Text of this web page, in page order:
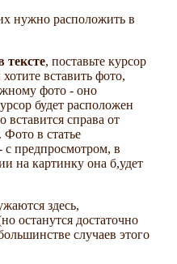
нужно расположить в
тексте, поставьте курсор
вставить фото,
фото - оно
будет расположен
справа от
Фото в статье
предпросмотром, в
на картинку она б,удет
здесь,
останутся достаточно
случаев этого